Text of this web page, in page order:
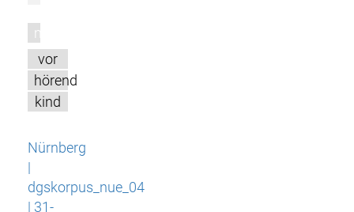
m
vor
hörend
kind
Nürnberg
|
dgskorpus_nue_04
| 31-